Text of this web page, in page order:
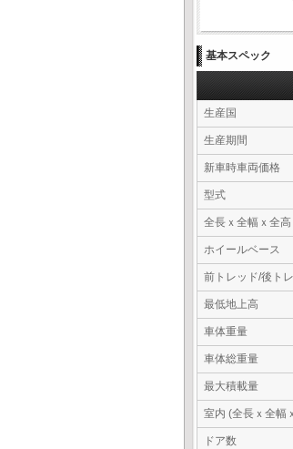
基本スペック
生産国
生産期間
新車時車両価格
型式
全長ｘ全幅ｘ全高
ホイールベース
前トレッド/後ト
最低地上高
車体重量
車体総重量
最大積載量
室内 (全長ｘ全幅
ドア数